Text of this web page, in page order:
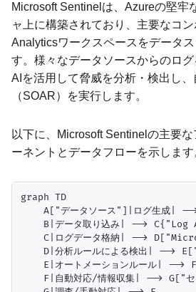
Microsoft Sentinelは、Azureの堅牢
ャ上に構築されており、主要なコ
Analyticsワークスペースをデータ
す。様々なデータソースからのロ
AIを活用して脅威を分析・検出し
（SOAR）を実行します。
以下に、Microsoft Sentinelの主要
ーネントとデータフローを示します
graph TD
A["データソース"]|ログ生成| --
B|データ取り込み| --> C{"Log
C|ログデータ格納| -->
D|分析ルールによる検出| -->
E|オートメーションルール| --
F|自動対応/情報収集| --> G["セ